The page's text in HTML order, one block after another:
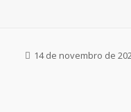
14 de novembro de